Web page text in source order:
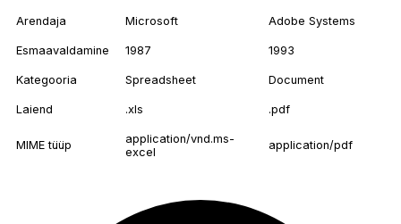
Arendaja Microsoft Adobe Systems
Esmaavaldamine 1987 1993
Kategooria Spreadsheet Document
Laiend .xls .pdf
MIME tüüp
application/vnd.ms-
excel
application/pdf